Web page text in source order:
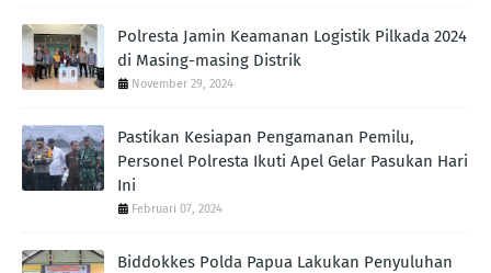
Polresta Jamin Keamanan Logistik Pilkada 2024
di Masing-masing Distrik
November 29, 2024
Pastikan Kesiapan Pengamanan Pemilu,
Personel Polresta Ikuti Apel Gelar Pasukan Hari
Ini
Februari 07, 2024
Biddokkes Polda Papua Lakukan Penyuluhan